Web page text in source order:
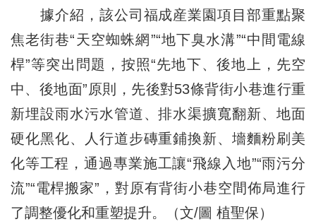
據介紹，該公司福成産業園項目部重點聚
焦老街巷“天空蜘蛛網”“地下臭水溝”“中間電線
桿”等突出問題，按照“先地下、後地上，先空
中、後地面”原則，先後對53條背街小巷進行重
新埋設雨水污水管道、排水渠擴寬翻新、地面
硬化黑化、人行道步磚重鋪換新、墻麵粉刷美
化等工程，通過專業施工讓“飛線入地”“雨污分
流”“電桿搬家”，對原有背街小巷空間佈局進行
了調整優化和重塑提升。（文/圖 植聖保）